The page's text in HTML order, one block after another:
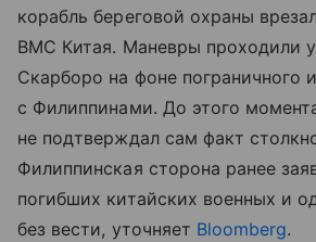
корабль береговой охраны
ВМС Китая. Маневры проходили
Скарборо на фоне пограничного
с Филиппинами. До этого
не подтверждал сам факт
Филиппинская сторона ранее
погибших китайских военных и
без вести, уточняет Bloomberg.